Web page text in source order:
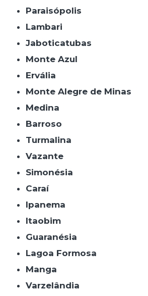
Paraisópolis
Lambari
Jaboticatubas
Monte Azul
Ervália
Monte Alegre de Minas
Medina
Barroso
Turmalina
Vazante
Simonésia
Caraí
Ipanema
Itaobim
Guaranésia
Lagoa Formosa
Manga
Varzelândia